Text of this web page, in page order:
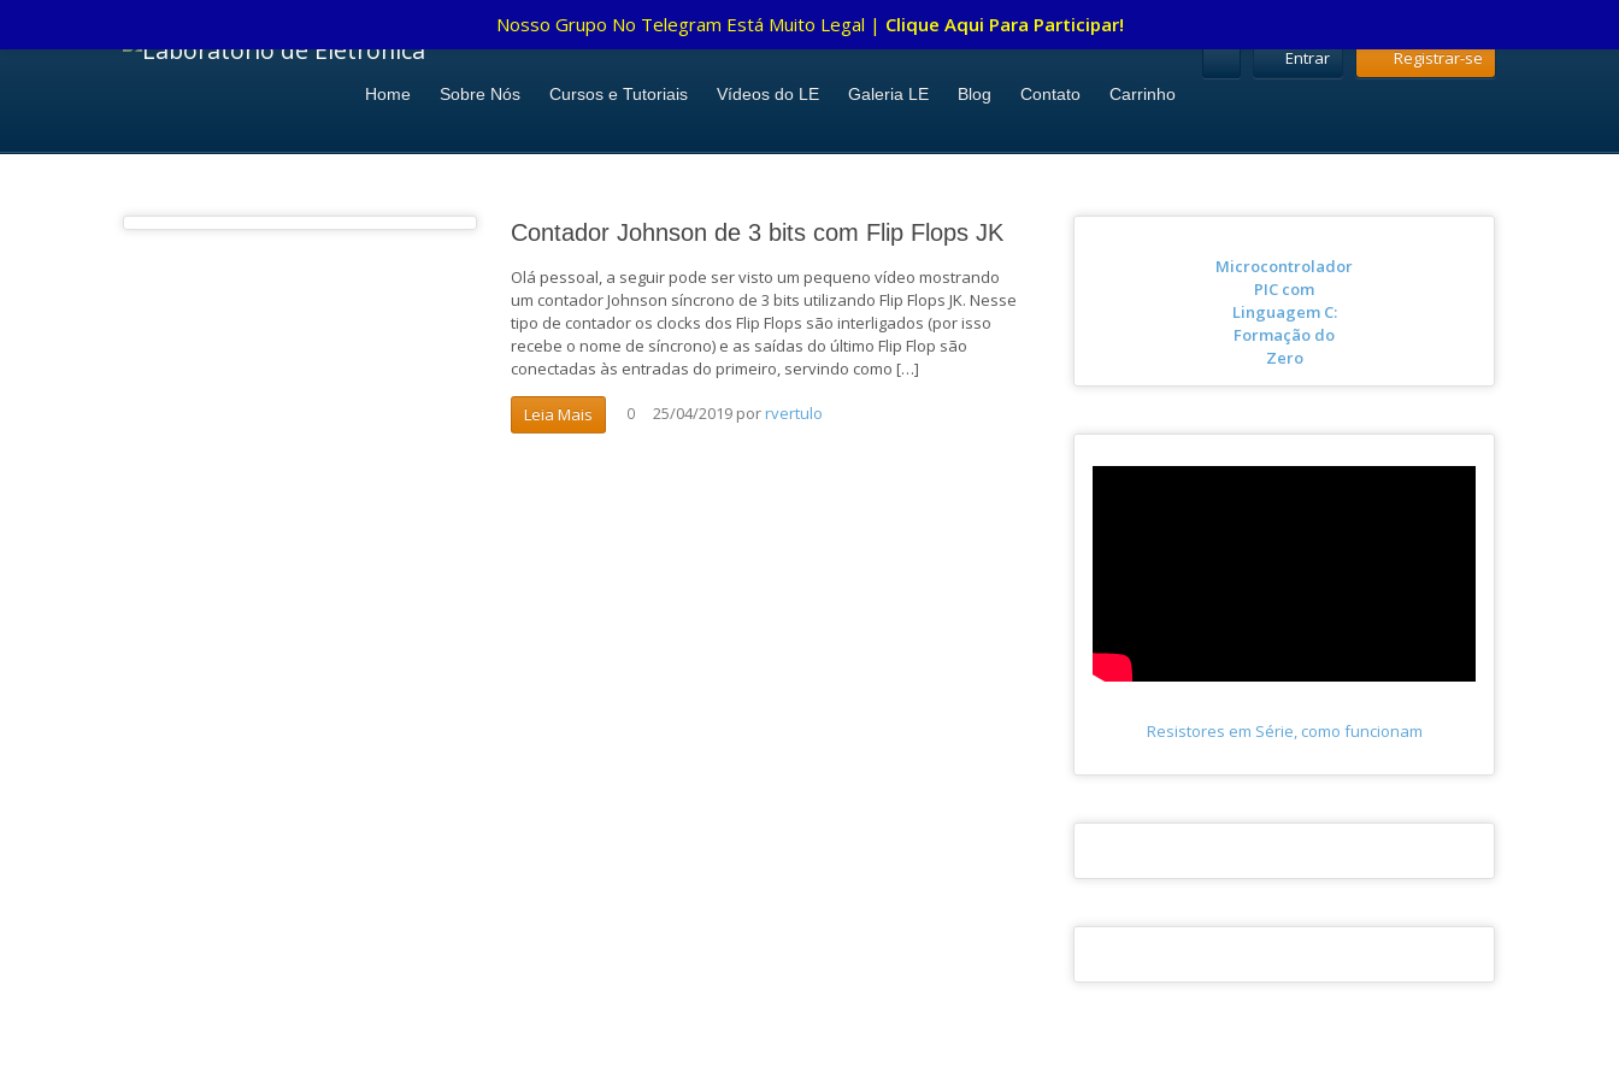
Entrar Registrar-se
Home Sobre Nós Cursos e Tutoriais Vídeos do LE Galeria LE Blog Contato Carrinho
Contador Johnson de 3 bits com Flip Flops JK
Olá pessoal, a seguir pode ser visto um pequeno vídeo mostrando
um contador Johnson síncrono de 3 bits utilizando Flip Flops JK. Nesse
tipo de contador os clocks dos Flip Flops são interligados (por isso
recebe o nome de síncrono) e as saídas do último Flip Flop são
conectadas às entradas do primeiro, servindo como […]
Leia Mais 0 25/04/2019 por rvertulo
Microcontrolador
PIC com
Linguagem C:
Formação do
Zero
Resistores em Série, como funcionam
Nosso Grupo No Telegram Está Muito Legal | Clique Aqui Para Participar!